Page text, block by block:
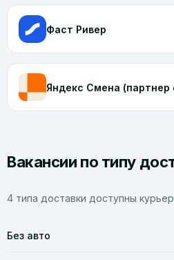
Фаст Ривер
Яндекс Смена (партнер
Вакансии по типу
4 типа доставки доступны
Без авто